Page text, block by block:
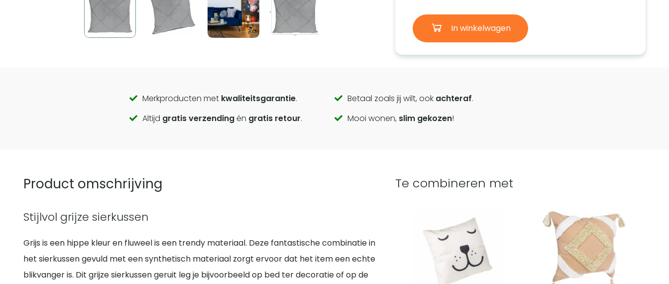
In winkelwagen
Call
to
Merkproducten met kwaliteitsgarantie. Betaal zoals jij wilt, ook achteraf.
Altijd gratis verzendingén gratis retour. Mooi wonen, slim gekozen!
Product omschrijving
Stijlvol grijze sierkussen
Grijs is een hippe kleur en fluweel is een trendy materiaal. Deze fantastische combinatie in
het sierkussen gevuld met een synthetisch materiaal zorgt ervoor dat het item een echte
blikvanger is. Dit grijze sierkussen geruit leg je bijvoorbeeld op bed ter decoratie of op de
Te combineren met